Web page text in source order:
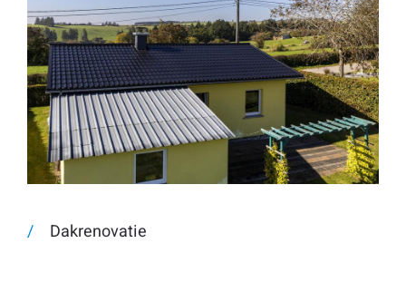
Dakrenovatie